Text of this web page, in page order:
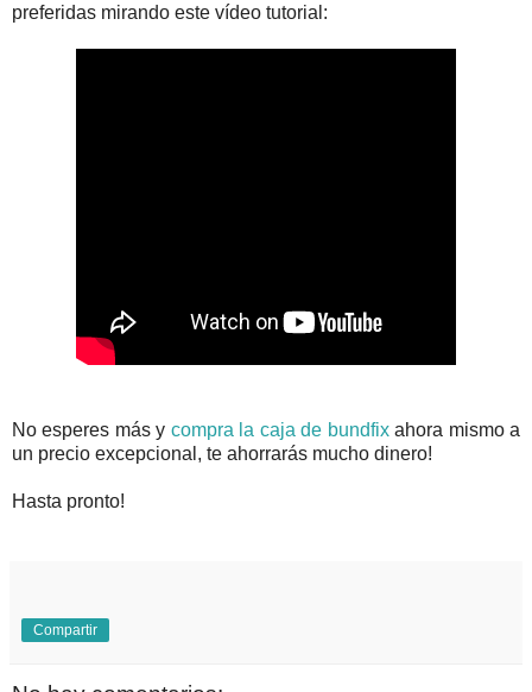
preferidas mirando este vídeo tutorial:
No esperes más y compra la caja de bundfixahora mismo a
un precio excepcional, te ahorrarás mucho dinero!
Hasta pronto!
Compartir